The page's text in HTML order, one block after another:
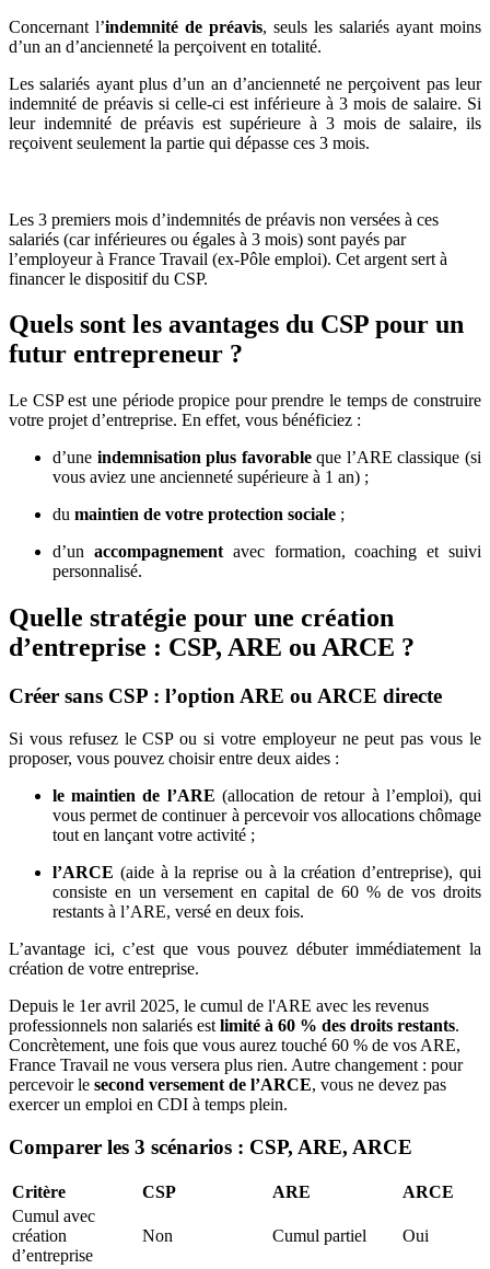
Concernant l’indemnité de préavis, seuls les salariés ayant moins
d’un an d’ancienneté la perçoivent en totalité.
Les salariés ayant plus d’un an d’ancienneté ne perçoivent pas leur
indemnité de préavis si celle-ci est inférieure à 3 mois de salaire. Si
leur indemnité de préavis est supérieure à 3 mois de salaire, ils
reçoivent seulement la partie qui dépasse ces 3 mois.
Les 3 premiers mois d’indemnités de préavis non versées à ces
salariés (car inférieures ou égales à 3 mois) sont payés par
l’employeur à France Travail (ex-Pôle emploi). Cet argent sert à
financer le dispositif du CSP.
Quels sont les avantages du CSP pour un
futur entrepreneur ?
Le CSP est une période propice pour prendre le temps de construire
votre projet d’entreprise. En effet, vous bénéficiez :
d’une indemnisation plus favorableque l’ARE classique (si
vous aviez une ancienneté supérieure à 1 an) ;
du maintien de votre protection sociale ;
d’un accompagnement avec formation, coaching et suivi
personnalisé.
Quelle stratégie pour une création
d’entreprise : CSP, ARE ou ARCE ?
Créer sans CSP : l’option ARE ou ARCE directe
Si vous refusez le CSP ou si votre employeur ne peut pas vous le
proposer, vous pouvez choisir entre deux aides :
le maintien de l’ARE (allocation de retour à l’emploi), qui
vous permet de continuer à percevoir vos allocations chômage
tout en lançant votre activité ;
l’ARCE (aide à la reprise ou à la création d’entreprise), qui
consiste en un versement en capital de 60 % de vos droits
restants à l’ARE, versé en deux fois.
L’avantage ici, c’est que vous pouvez débuter immédiatement la
création de votre entreprise.
Depuis le 1er avril 2025, le cumul de l'ARE avec les revenus
professionnels non salariés est limité à 60 % des droits restants.
Concrètement, une fois que vous aurez touché 60 % de vos ARE,
France Travail ne vous versera plus rien. Autre changement : pour
percevoir le second versement de l’ARCE, vous ne devez pas
exercer un emploi en CDI à temps plein.
Comparer les 3 scénarios : CSP, ARE, ARCE
Critère CSP ARE
ARCE
Cumul avec
création
d’entreprise
Non Cumul partiel Oui